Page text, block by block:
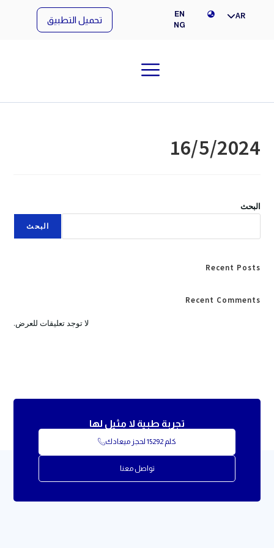
AR
EN
NG
تحميل التطبيق
16/5/2024
البحث
البحث
Recent Posts
Recent Comments
لا توجد تعليقات للعرض.
تجربة طبية لا مثيل لها
كلم 15292 لحجز ميعادك
تواصل معنا